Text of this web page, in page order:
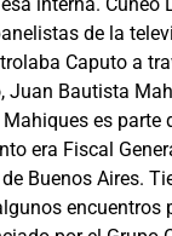
interna. Cúneo
de la
Caputo a
Juan Bautista
es parte
era Fiscal
Buenos Aires.
encuentros